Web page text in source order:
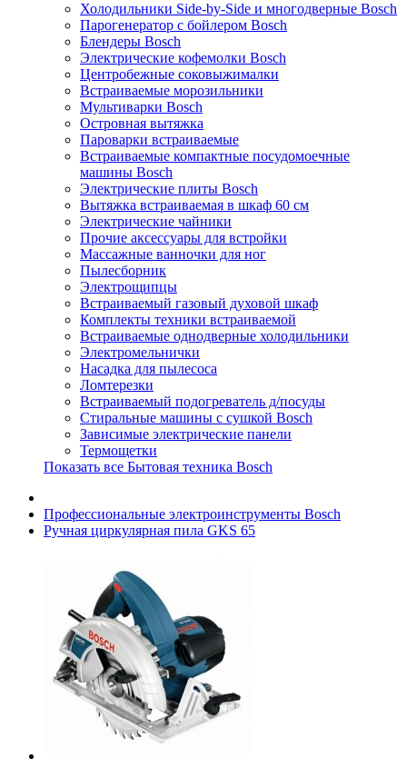
Холодильники Side-by-Side и многодверные Bosch
Парогенератор с бойлером Bosch
Блендеры Bosch
Электрические кофемолки Bosch
Центробежные соковыжималки
Встраиваемые морозильники
Мультиварки Bosch
Островная вытяжка
Пароварки встраиваемые
Встраиваемые компактные посудомоечные
машины Bosch
Электрические плиты Bosch
Вытяжка встраиваемая в шкаф 60 см
Электрические чайники
Прочие аксессуары для встройки
Массажные ванночки для ног
Пылесборник
Электрощипцы
Встраиваемый газовый духовой шкаф
Комплекты техники встраиваемой
Встраиваемые однодверные холодильники
Электромельнички
Насадка для пылесоса
Ломтерезки
Встраиваемый подогреватель д/посуды
Стиральные машины с сушкой Bosch
Зависимые электрические панели
Термощетки
Показать все Бытовая техника Bosch
Профессиональные электроинструменты Bosch
Ручная циркулярная пила GKS 65